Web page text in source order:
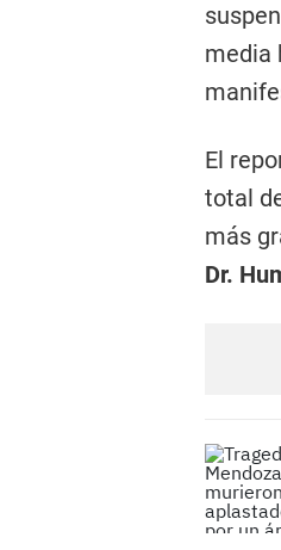
media
El
total
más
Dr.